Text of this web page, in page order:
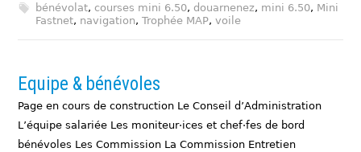
bénévolat,courses mini 6.50,douarnenez, mini 6.50, Mini
Fastnet, navigation,Trophée MAP,voile
Equipe & bénévoles
Page en cours de construction Le Conseil d’Administration
L’équipe salariée Les moniteur·ices et chef·fes de bord
bénévoles Les Commission La Commission Entretien